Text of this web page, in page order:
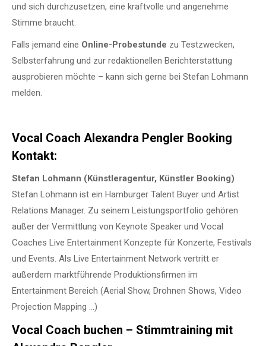
und sich durchzusetzen, eine kraftvolle und angenehme
Stimme braucht.
Falls jemand eine Online-Probestunde zu Testzwecken,
Selbsterfahrung und zur redaktionellen Berichterstattung
ausprobieren möchte – kann sich gerne bei Stefan Lohmann
melden.
Vocal Coach Alexandra Pengler Booking
Kontakt:
Stefan Lohmann (Künstleragentur, Künstler Booking)
Stefan Lohmann ist ein Hamburger Talent Buyer und Artist
Relations Manager. Zu seinem Leistungsportfolio gehören
außer der Vermittlung von Keynote Speaker und Vocal
Coaches Live Entertainment Konzepte für Konzerte, Festivals
und Events. Als Live Entertainment Network vertritt er
außerdem marktführende Produktionsfirmen im
Entertainment Bereich (Aerial Show, Drohnen Shows, Video
Projection Mapping …)
Vocal Coach buchen – Stimmtraining mit